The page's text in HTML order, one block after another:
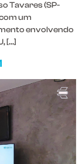
Tavares (SP-
um
envolvendo
[…]